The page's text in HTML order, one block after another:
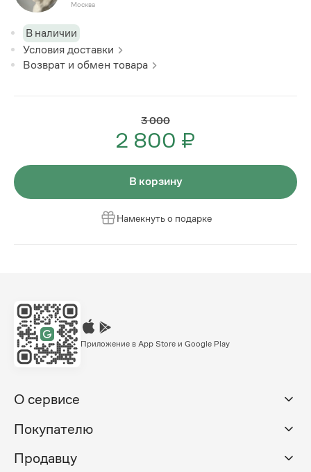
Москва
В наличии
Условия доставки
Возврат и обмен товара
3 000
2 800 ₽
В корзину
Намекнуть о подарке
Приложение в App Store и Google Play
О сервисе
Покупателю
Продавцу